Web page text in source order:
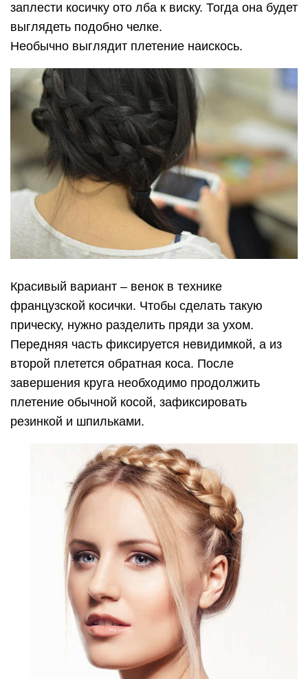
заплести косичку ото лба к виску. Тогда она будет
выглядеть подобно челке.
Необычно выглядит плетение наискось.
Красивый вариант – венок в технике
французской косички. Чтобы сделать такую
прическу, нужно разделить пряди за ухом.
Передняя часть фиксируется невидимкой, а из
второй плетется обратная коса. После
завершения круга необходимо продолжить
плетение обычной косой, зафиксировать
резинкой и шпильками.